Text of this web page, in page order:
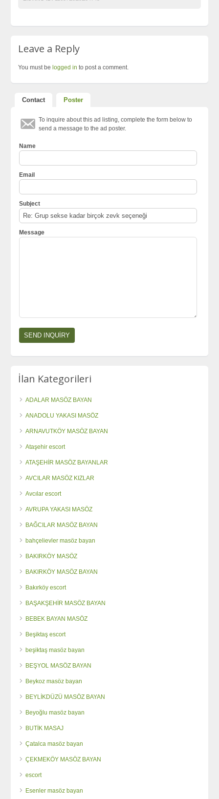
Leave a Reply
You must be logged in to post a comment.
Contact Poster
To inquire about this ad listing, complete the form below to
send a message to the ad poster.
Name
Email
Subject
Message
İlan Kategorileri
ADALAR MASÖZ BAYAN
ANADOLU YAKASI MASÖZ
ARNAVUTKÖY MASÖZ BAYAN
Ataşehir escort
ATAŞEHİR MASÖZ BAYANLAR
AVCILAR MASÖZ KIZLAR
Avcılar escort
AVRUPA YAKASI MASÖZ
BAĞCILAR MASÖZ BAYAN
bahçelievler masöz bayan
BAKIRKÖY MASÖZ
BAKIRKÖY MASÖZ BAYAN
Bakırköy escort
BAŞAKŞEHİR MASÖZ BAYAN
BEBEK BAYAN MASÖZ
Beşiktaş escort
beşiktaş masöz bayan
BEŞYOL MASÖZ BAYAN
Beykoz masöz bayan
BEYLİKDÜZÜ MASÖZ BAYAN
Beyoğlu masöz bayan
BUTİK MASAJ
Çatalca masöz bayan
ÇEKMEKÖY MASÖZ BAYAN
escort
Esenler masöz bayan